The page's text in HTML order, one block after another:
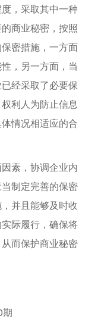
，采取其中一种
商业秘密，按照
密措施，一方面
，另一方面，当
经采取了必要保
利人为防止信息
情况相适应的合
素，协调企业内
制定完善的保密
并且能够及时收
际履行，确保将
而保护商业秘密